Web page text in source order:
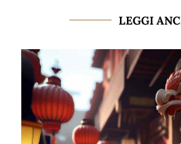
LEGGI